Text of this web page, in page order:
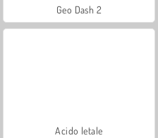
Geo Dash 2
Acido letale